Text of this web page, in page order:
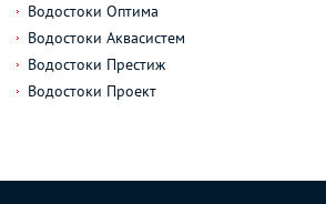
Водостоки Оптима
Водостоки Аквасистем
Водостоки Престиж
Водостоки Проект